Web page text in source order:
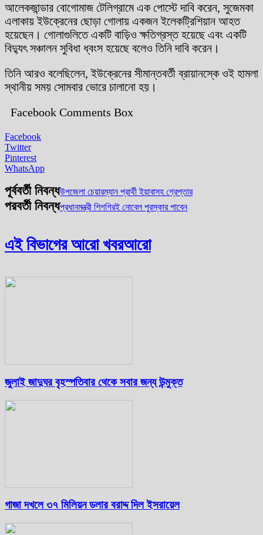
আলেকজান্ডার বোগোমাজ টেলিগ্রামে এক পোস্টে দাবি করেন, সুজেমকা
এলাকায় ইউক্রেনের ছোড়া গোলায় একজন ইলেকট্রিশিয়ান আহত
হয়েছেন। গোলাগুলিতে একটি বাড়িও ক্ষতিগ্রস্ত হয়েছে এবং একটি
বিদ্যুৎ সঞ্চালন সুবিধা ধ্বংস হয়েছে বলেও তিনি দাবি করেন।
তিনি আরও বলেছিলেন, ইউক্রেনের সীমান্তবর্তী ব্রায়ানস্কে ওই হামলা
স্থানীয় সময় সোমবার ভোরে চালানো হয়।
Facebook Comments Box
Facebook
Twitter
Pinterest
WhatsApp
পূর্ববর্তী নিবন্ধউপজেলা চেয়ারম্যান প্রার্থী ইয়াবাসহ গ্রেপ্তার
পরবর্তী নিবন্ধপ্রধানমন্ত্রী শিগগিরই নোবেল পুরস্কার পাবেন
এই বিভাগের আরো খবরআরো
জুলাই জাদুঘর বৃহস্পতিবার থেকে সবার জন্য উন্মুক্ত
গাজা দখলে ৩৭ মিলিয়ন ডলার বরাদ্দ দিল ইসরায়েল